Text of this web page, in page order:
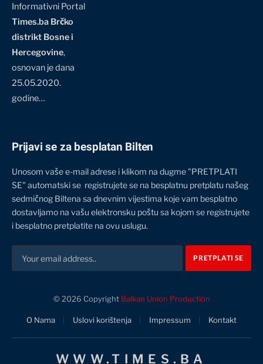
Informativni Portal
Times.ba Brčko
distrikt Bosne i
Hercegovine,
osnovan je dana
25.05.2020.
godine…
Prijavi se za besplatan Bilten
Unosom vaše e-mail adrese i klikom na dugme "PRETPLATI
SE" automatski se registrujete se na besplatnu pretplatu našeg
sedmičnog Biltena sa dnevnim vijestima koje vam besplatno
dostavljamo na vašu elektronsku poštu sa kojom se registrujete
i besplatno pretplatite na ovu uslugu.
© 2026 Copyright Balkan Union Production
O Nama Uslovi korištenja Impressum Kontakt
WWW.TIMES.BA